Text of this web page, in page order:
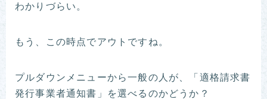
わかりづらい。
もう、この時点でアウトですね。
プルダウンメニューから一般の人が、「適格請求書
発行事業者通知書」を選べるのかどうか？